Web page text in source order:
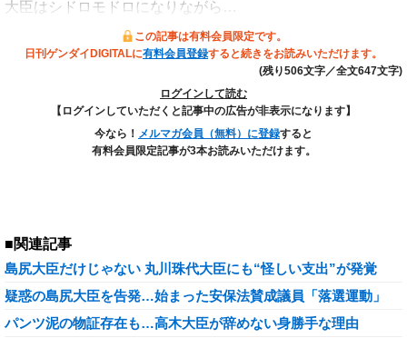
大臣はシドロモドロになりながら…
この記事は有料会員限定です。
日刊ゲンダイDIGITALに有料会員登録すると続きをお読みいただけます。
(残り506文字／全文647文字)
ログインして読む
【ログインしていただくと記事中の広告が非表示になります】
今なら！ メルマガ会員（無料）に登録すると
有料会員限定記事が3本お読みいただけます。
■関連記事
島尻大臣だけじゃない 丸川珠代大臣にも“怪しい支出”が発覚
疑惑の島尻大臣を告発…始まった安保法賛成議員「落選運動」
パンツ泥の物証存在も…高木大臣が辞めない身勝手な理由